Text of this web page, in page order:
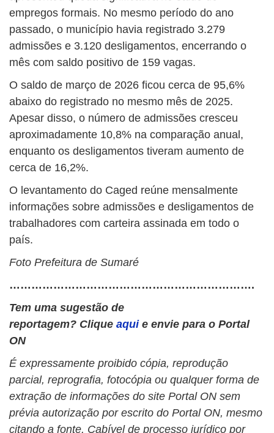
empregos formais. No mesmo período do ano
passado, o município havia registrado 3.279
admissões e 3.120 desligamentos, encerrando o
mês com saldo positivo de 159 vagas.
O saldo de março de 2026 ficou cerca de 95,6%
abaixo do registrado no mesmo mês de 2025.
Apesar disso, o número de admissões cresceu
aproximadamente 10,8% na comparação anual,
enquanto os desligamentos tiveram aumento de
cerca de 16,2%.
O levantamento do Caged reúne mensalmente
informações sobre admissões e desligamentos de
trabalhadores com carteira assinada em todo o
país.
Foto Prefeitura de Sumaré
………………………………………………………….
Tem uma sugestão de
reportagem? Clique aqui e envie para o Portal
ON
É expressamente proibido cópia, reprodução
parcial, reprografia, fotocópia ou qualquer forma de
extração de informações do site Portal ON sem
prévia autorização por escrito do Portal ON, mesmo
citando a fonte. Cabível de processo jurídico por